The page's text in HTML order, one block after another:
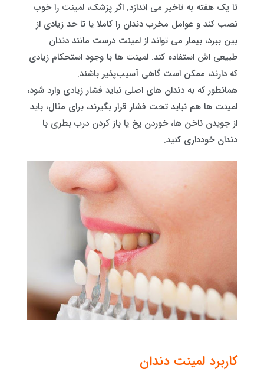
تا یک هفته به تاخیر می اندازد. اگر پزشک، لمینت را خوب
نصب کند و عوامل مخرب دندان را کاملا یا تا حد زیادی از
بین ببرد، بیمار می تواند از لمینت درست مانند دندان
طبیعی‌ اش استفاده کند. لمینت ها با وجود استحکام زیادی
که دارند، ممکن است گاهی آسیب‌پذیر باشند.
همانطور که به دندان های اصلی نباید فشار زیادی وارد شود،
لمینت ها هم نباید تحت فشار قرار بگیرند، برای مثال، باید
از جویدن ناخن ها، خوردن یخ یا باز کردن درب بطری با
دندان خودداری کنید.
کاربرد لمینت دندان